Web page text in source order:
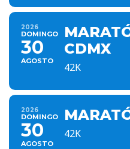
2026
DOMINGO
30
AGOSTO
CDMX
42K
2026
DOMINGO
30
AGOSTO
42K